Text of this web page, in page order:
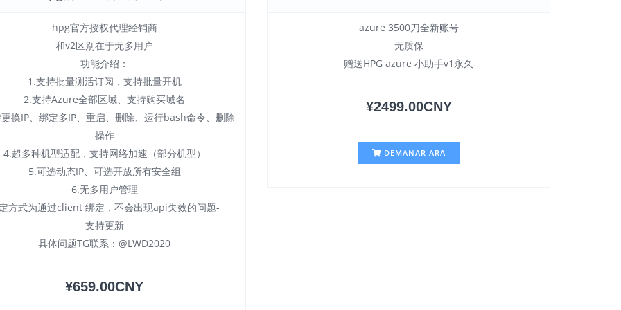
hpg官方授权代理经销商
和v2区别在于无多用户
功能介绍：
1.支持批量测活订阅，支持批量开机
2.支持Azure全部区域、支持购买域名
换IP、绑定多IP、重启、删除、运行bash命令、删除
操作
4.超多种机型适配，支持网络加速（部分机型）
5.可选动态IP、可选开放所有安全组
6.无多用户管理
方式为通过client 绑定，不会出现api失效的问题-
支持更新
具体问题TG联系：@LWD2020
¥659.00CNY
azure 3500刀全新账号
无质保
赠送HPG azure 小助手v1永久
¥2499.00CNY
DEMANAR ARA